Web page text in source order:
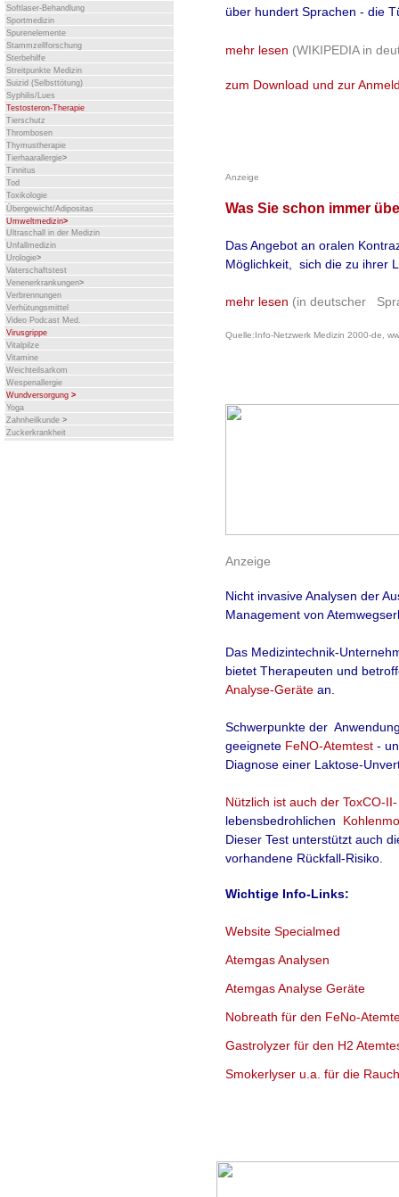
Softlaser-Behandlung
Sportmedizin
Spurenelemente
Stammzellforschung
Sterbehilfe
Streitpunkte Medizin
Suizid (Selbsttötung)
Syphilis/Lues
Testosteron-Therapie
Tierschutz
Thrombosen
Thymustherapie
Tierhaarallergie>
Tinnitus
Tod
Toxikologie
Übergewicht/Adipositas
Umweltmedizin>
Ultraschall in der Medizin
Unfallmedizin
Urologie>
Vaterschaftstest
Venenerkrankungen>
Verbrennungen
Verhütungsmittel
Video Podcast Med.
Virusgrippe
Vitalpilze
Vitamine
Weichteilsarkom
Wespenallergie
Wundversorgung >
Yoga
Zahnheilkunde >
Zuckerkrankheit
über hundert Sprachen - die
mehr lesen (WIKIPEDIA in
zum Download und zur
Anzeige
Was Sie schon immer
Das Angebot an oralen
Möglichkeit, sich die zu ihrer
mehr lesen (in deutscher
Quelle:Info-Netzwerk Medizin 2000-de,
Anzeige
Nicht invasive Analysen der
Management von
Das Medizintechnik-
bietet Therapeuten und
Analyse-Geräte an.
Schwerpunkte der
geeignete FeNO-Atemtest -
Diagnose einer Laktose-
Nützlich ist auch der ToxCO-
lebensbedrohlichen
Dieser Test unterstützt auch
vorhandene Rückfall-Risiko.
Wichtige Info-Links:
Website Specialmed
Atemgas Analysen
Atemgas Analyse Geräte
Nobreath für den FeNo-
Gastrolyzer für den H2
Smokerlyser u.a. für die